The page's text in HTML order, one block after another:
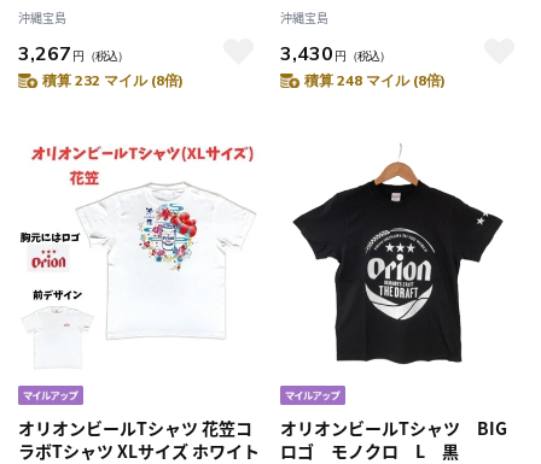
沖縄宝島
3,267 円 （税込）
積算 232 マイル (8倍)
沖縄宝島
3,430 円 （税込）
積算 248 マイル (8倍)
オリオンビールTシャツ 花笠コ
ラボTシャツ XLサイズ ホワイト
オリオンビールTシャツ BIG
ロゴ モノクロ L 黒